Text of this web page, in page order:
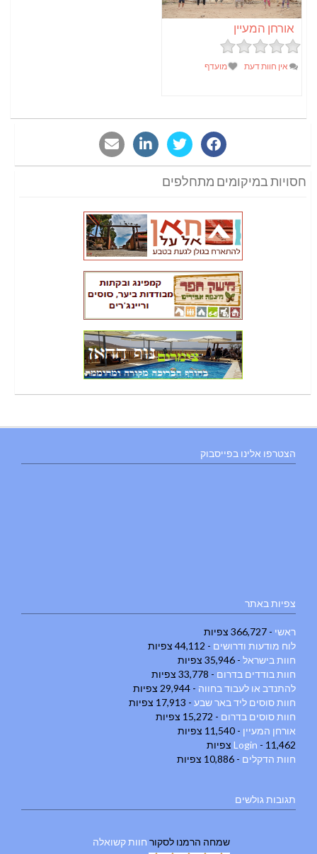
אורחן המעיין
אין חוות דעת מועדף
חסויות במיקומים מתחלפים
הצטרפו אלינו בפייסבוק
צפיות באתר
ראשי - 366,727 צפיות
לוח מודעות ודרושים - 44,112 צפיות
חוות בישראל - 35,946 צפיות
חוות בודדים בדרום - 33,778 צפיות
להתנדב או לעבוד בחווה - 29,944 צפיות
חוות סוסים ליד באר שבע - 17,913 צפיות
חוות סוסים בדרום - 15,272 צפיות
אורחן המעיין - 11,540 צפיות
Login - 11,462 צפיות
חוות הדקלים - 10,886 צפיות
תגובות גולשים
שמחה הרמנו לסקור חוות קשואלה